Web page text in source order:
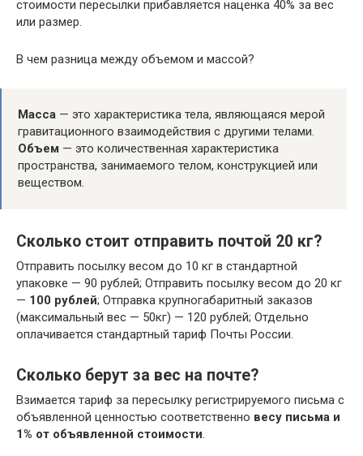
стоимости пересылки прибавляется наценка 40% за вес
или размер.
В чем разница между объемом и массой?
Масса — это характеристика тела, являющаяся мерой
гравитационного взаимодействия с другими телами.
Объем — это количественная характеристика
пространства, занимаемого телом, конструкцией или
веществом.
Сколько стоит отправить почтой 20 кг?
Отправить посылку весом до 10 кг в стандартной
упаковке — 90 рублей; Отправить посылку весом до 20 кг
— 100 рублей; Отправка крупногабаритный заказов
(максимальный вес — 50кг) — 120 рублей; Отдельно
оплачивается стандартный тариф Почты России.
Сколько берут за вес на почте?
Взимается тариф за пересылку регистрируемого письма с
объявленной ценностью соответственно весу письма и
1% от объявленной стоимости.